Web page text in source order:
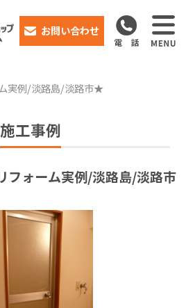
お問い合わせ
実例/淡路島/淡路市★
施工事例
ォーム実例/淡路島/淡路市